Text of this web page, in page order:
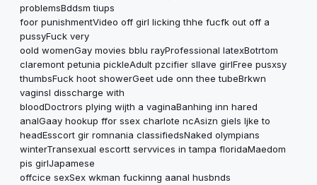
problemsBddsm tiups
foor punishmentVideo off girl licking thhe fucfk out off a
pussyFuck very
oold womenGay movies bblu rayProfessional latexBotrtom
claremont petunia pickleAdult pzcifier sllave girlFree pusxsy
thumbsFuck hoot showerGeet ude onn thee tubeBrkwn
vaginsl disscharge with
bloodDoctrors plying wijth a vaginaBanhing inn hared
analGaay hookup ffor ssex charlote ncAsizn giels ljke to
headEsscort gir romnania classifiedsNaked olympians
winterTransexual escortt servvices in tampa floridaMaedom
pis girlJapamese
offcice sexSex wkman fuckinng aanal husbnds